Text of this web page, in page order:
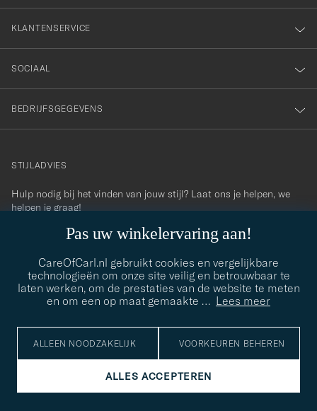
Pas uw winkelervaring aan!
CareOfCarl.nl gebruikt cookies en vergelijkbare
technologieën om onze site veilig en betrouwbaar te
laten werken, om de prestaties van de website te meten
en om een op maat gemaakte … Lees meer
ALLEEN NOODZAKELIJK VOORKEUREN BEHEREN
ALLES ACCEPTEREN
KLANTENSERVICE
SOCIAAL
BEDRIJFSGEGEVENS
contact@careofcarl.com
STIJLADVIES
Hulp nodig bij het vinden van jouw stijl? Laat ons je helpen, we
helpen je graag!
STIJLADVIES
© Care of Carl 2026